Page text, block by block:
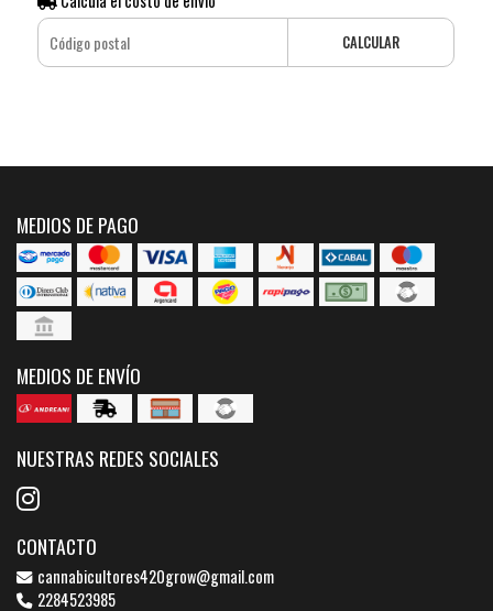
CALCULAR
MEDIOS DE PAGO
MEDIOS DE ENVÍO
NUESTRAS REDES SOCIALES
CONTACTO
cannabicultores420grow@gmail.com
2284523985